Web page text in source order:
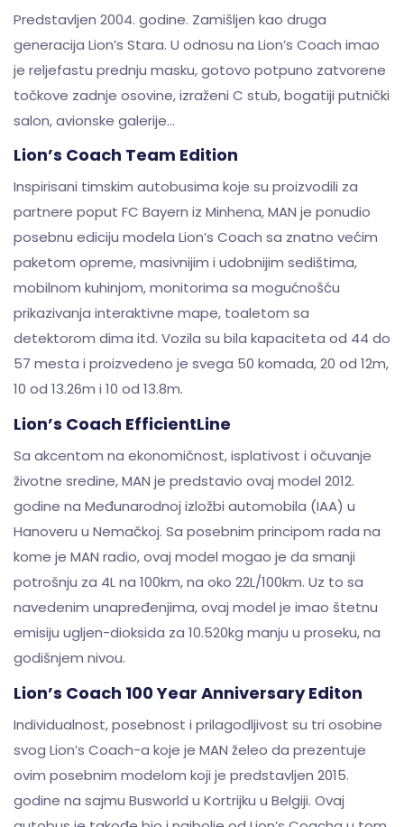
Predstavljen 2004. godine. Zamišljen kao druga
generacija Lion’s Stara. U odnosu na Lion’s Coach imao
je reljefastu prednju masku, gotovo potpuno zatvorene
točkove zadnje osovine, izraženi C stub, bogatiji putnički
salon, avionske galerije…
Lion’s Coach Team Edition
Inspirisani timskim autobusima koje su proizvodili za
partnere poput FC Bayern iz Minhena, MAN je ponudio
posebnu ediciju modela Lion’s Coach sa znatno većim
paketom opreme, masivnijim i udobnijim sedištima,
mobilnom kuhinjom, monitorima sa mogućnošću
prikazivanja interaktivne mape, toaletom sa
detektorom dima itd. Vozila su bila kapaciteta od 44 do
57 mesta i proizvedeno je svega 50 komada, 20 od 12m,
10 od 13.26m i 10 od 13.8m.
Lion’s Coach EfficientLine
Sa akcentom na ekonomičnost, isplativost i očuvanje
životne sredine, MAN je predstavio ovaj model 2012.
godine na Međunarodnoj izložbi automobila (IAA) u
Hanoveru u Nemačkoj. Sa posebnim principom rada na
kome je MAN radio, ovaj model mogao je da smanji
potrošnju za 4L na 100km, na oko 22L/100km. Uz to sa
navedenim unapređenjima, ovaj model je imao štetnu
emisiju ugljen-dioksida za 10.520kg manju u proseku, na
godišnjem nivou.
Lion’s Coach 100 Year Anniversary Editon
Individualnost, posebnost i prilagodljivost su tri osobine
svog Lion’s Coach-a koje je MAN želeo da prezentuje
ovim posebnim modelom koji je predstavljen 2015.
godine na sajmu Busworld u Kortrijku u Belgiji. Ovaj